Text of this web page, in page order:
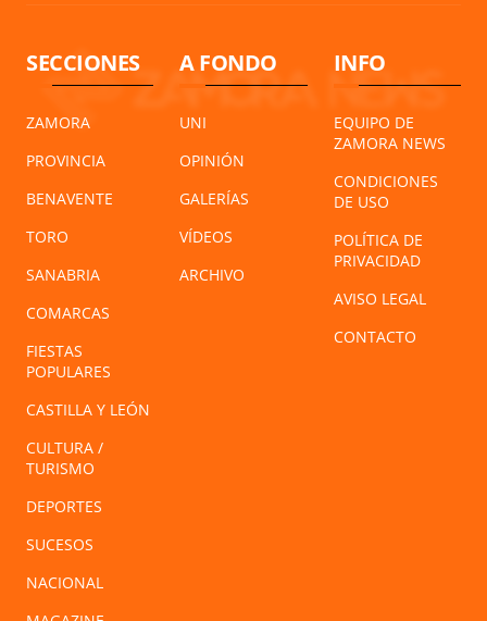
SECCIONES
ZAMORA
PROVINCIA
BENAVENTE
TORO
SANABRIA
COMARCAS
FIESTAS
POPULARES
CASTILLA Y LEÓN
CULTURA /
TURISMO
DEPORTES
SUCESOS
NACIONAL
A FONDO
UNI
OPINIÓN
GALERÍAS
VÍDEOS
ARCHIVO
INFO
EQUIPO DE
ZAMORA NEWS
CONDICIONES
DE USO
POLÍTICA DE
PRIVACIDAD
AVISO LEGAL
CONTACTO